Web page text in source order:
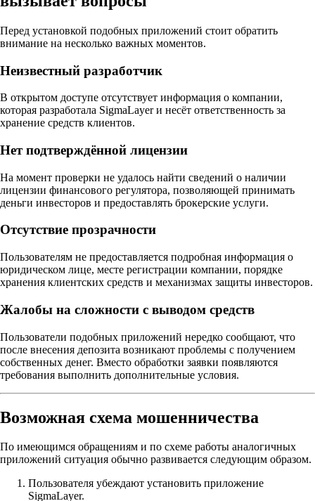
Перед установкой подобных приложений стоит обратить
внимание на несколько важных моментов.
Неизвестный разработчик
В открытом доступе отсутствует информация о компании,
которая разработала SigmaLayer и несёт ответственность за
хранение средств клиентов.
Нет подтверждённой лицензии
На момент проверки не удалось найти сведений о наличии
лицензии финансового регулятора, позволяющей принимать
деньги инвесторов и предоставлять брокерские услуги.
Отсутствие прозрачности
Пользователям не предоставляется подробная информация о
юридическом лице, месте регистрации компании, порядке
хранения клиентских средств и механизмах защиты инвесторов.
Жалобы на сложности с выводом средств
Пользователи подобных приложений нередко сообщают, что
после внесения депозита возникают проблемы с получением
собственных денег. Вместо обработки заявки появляются
требования выполнить дополнительные условия.
Возможная схема мошенничества
По имеющимся обращениям и по схеме работы аналогичных
приложений ситуация обычно развивается следующим образом.
Пользователя убеждают установить приложение
SigmaLayer.